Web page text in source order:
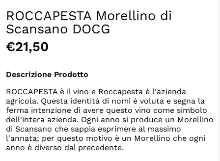
ROCCAPESTA Morellino di
Scansano DOCG
€21,50
Descrizione Prodotto
ROCCAPESTA è il vino e Roccapesta è l'azienda
agricola. Questa identità di nomi è voluta e segna la
ferma intenzione di avere questo vino come simbolo
dell'intera azienda. Ogni anno si produce un Morellino
di Scansano che sappia esprimere al massimo
l'annata; per questo motivo è un Morellino che ogni
anno è diverso dal precedente.